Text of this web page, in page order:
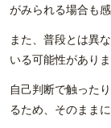
がみられる場合も
また、普段とは異
いる可能性がありま
自己判断で触った
るため、そのまま